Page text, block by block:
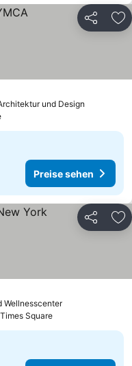
Teilen
und Design
Preise sehen
Teilen
Wellnesscenter
Square